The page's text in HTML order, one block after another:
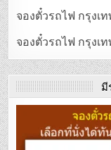
จองตั๋วรถไฟ กรุงเ
จองตั๋วรถไฟ กรุงเ
มี